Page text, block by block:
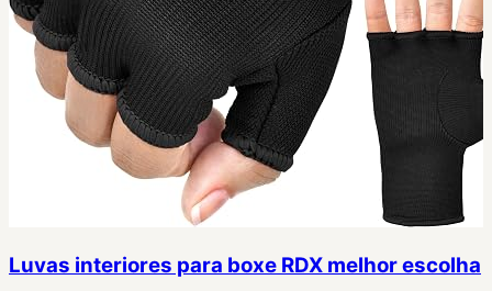
Luvas interiores para boxe RDX melhor escolha